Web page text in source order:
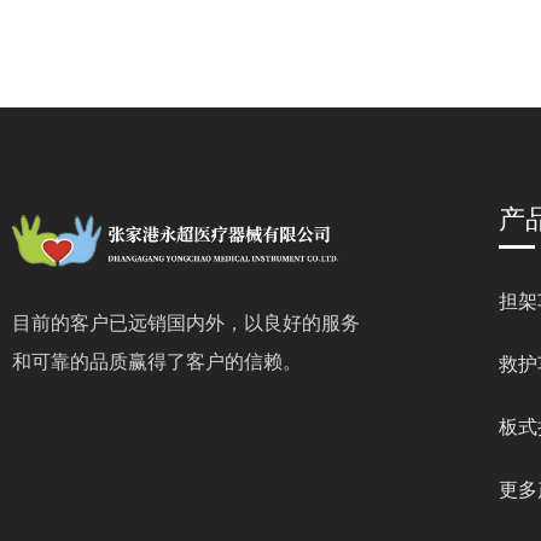
目前的客户已远销国内外，以良好的服务
和可靠的品质赢得了客户的信赖。
产
担架
救
板
更